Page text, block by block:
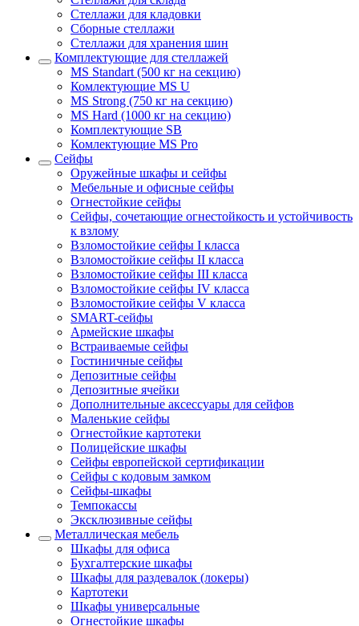
Стеллажи для кладовки
Сборные стеллажи
Стеллажи для хранения шин
Комплектующие для стеллажей
MS Standart (500 кг на секцию)
Комлектующие MS U
MS Strong (750 кг на секцию)
MS Hard (1000 кг на секцию)
Комплектующие SB
Комлектующие MS Pro
Сейфы
Оружейные шкафы и сейфы
Мебельные и офисные сейфы
Огнестойкие сейфы
Сейфы, сочетающие огнестойкость и устойчивость
к взлому
Взломостойкие сейфы I класса
Взломостойкие сейфы II класса
Взломостойкие сейфы III класса
Взломостойкие сейфы IV класса
Взломостойкие сейфы V класса
SMART-сейфы
Армейские шкафы
Встраиваемые сейфы
Гостиничные сейфы
Депозитные сейфы
Депозитные ячейки
Дополнительные аксессуары для сейфов
Маленькие сейфы
Огнестойкие картотеки
Полицейские шкафы
Сейфы европейской сертификации
Сейфы с кодовым замком
Сейфы-шкафы
Темпокассы
Эксклюзивные сейфы
Металлическая мебель
Шкафы для офиса
Бухгалтерские шкафы
Шкафы для раздевалок (локеры)
Картотеки
Шкафы универсальные
Огнестойкие шкафы